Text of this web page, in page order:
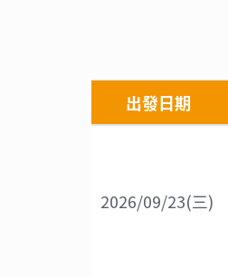
出發日期
2026/09/23(三)